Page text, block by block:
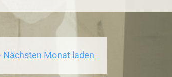
Nächsten Monat laden